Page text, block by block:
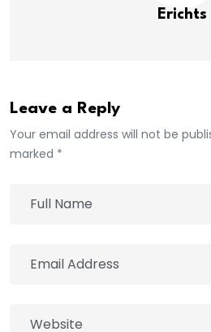
Erichts
Leave a Reply
Your email address will not be
marked *